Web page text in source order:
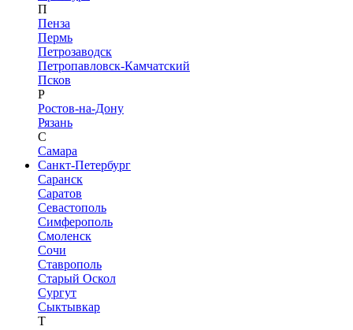
П
Пенза
Пермь
Петрозаводск
Петропавловск-Камчатский
Псков
Р
Ростов-на-Дону
Рязань
С
Самара
Санкт-Петербург
Саранск
Саратов
Севастополь
Симферополь
Смоленск
Сочи
Ставрополь
Старый Оскол
Сургут
Сыктывкар
Т